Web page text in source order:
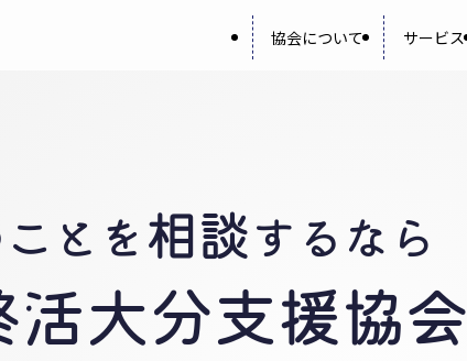
協会について サービス
とを相談するなら
活大分支援協会